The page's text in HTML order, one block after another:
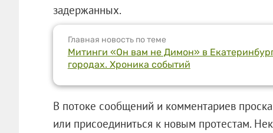
задержанных.
Главная новость по теме
Митинги «Он вам не Димон» в
городах. Хроника событий
В потоке сообщений и комментариев
или присоединиться к новым протестам.